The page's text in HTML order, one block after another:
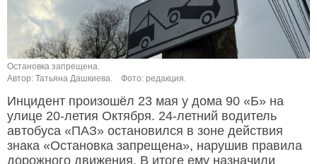
Остановка запрещена.
Автор: Татьяна Дашкиева.
Фото: редакция.
Инцидент произошёл 23 мая у дома 90 «Б» на
улице 20-летия Октября. 24-летний водитель
автобуса «ПАЗ» остановился в зоне действия
знака «Остановка запрещена», нарушив правила
дорожного движения. В итоге ему назначили